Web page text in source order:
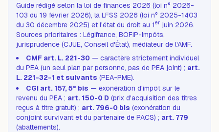
Guide rédigé selon la loi de finances 2026 (loi n° 2026-
103 du 19 février 2026), la LFSS 2026 (loi n° 2025-1403
du 30 décembre 2025) et l'état du droit au 1er juin 2026.
Sources prioritaires : Légifrance, BOFiP-Impôts,
jurisprudence (CJUE, Conseil d'État), médiateur de l'AMF.
CMF art. L. 221-30 — caractère strictement individuel
du PEA (un seul plan par personne, pas de PEA joint) ; art.
L. 221-32-1 et suivants (PEA-PME).
CGI art. 157, 5° bis — exonération d'impôt sur le
revenu du PEA ; art. 150-0 D (prix d'acquisition des titres
reçus à titre gratuit) ; art. 796-0 bis (exonération du
conjoint survivant et du partenaire de PACS) ; art. 779
(abattements).